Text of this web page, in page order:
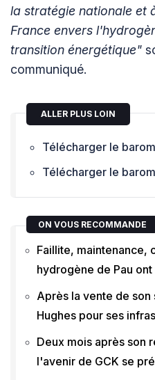
la stratégie nationale et
France envers
transition énergétique"
communiqué.
ALLER PLUS LOIN
Télécharger le
Télécharger le
ON VOUS RECOMMANDE
Faillite, maintenance,
hydrogène de Pau
Après la vente de son
Hughes pour ses
Deux mois après son
l'avenir de GCK se